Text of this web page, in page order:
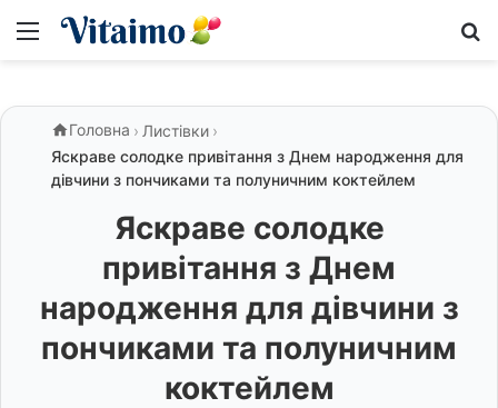
Меню
Головна › Листівки ›
Яскраве солодке привітання з Днем народження для
дівчини з пончиками та полуничним коктейлем
Яскраве солодке
привітання з Днем
народження для дівчини з
пончиками та полуничним
коктейлем